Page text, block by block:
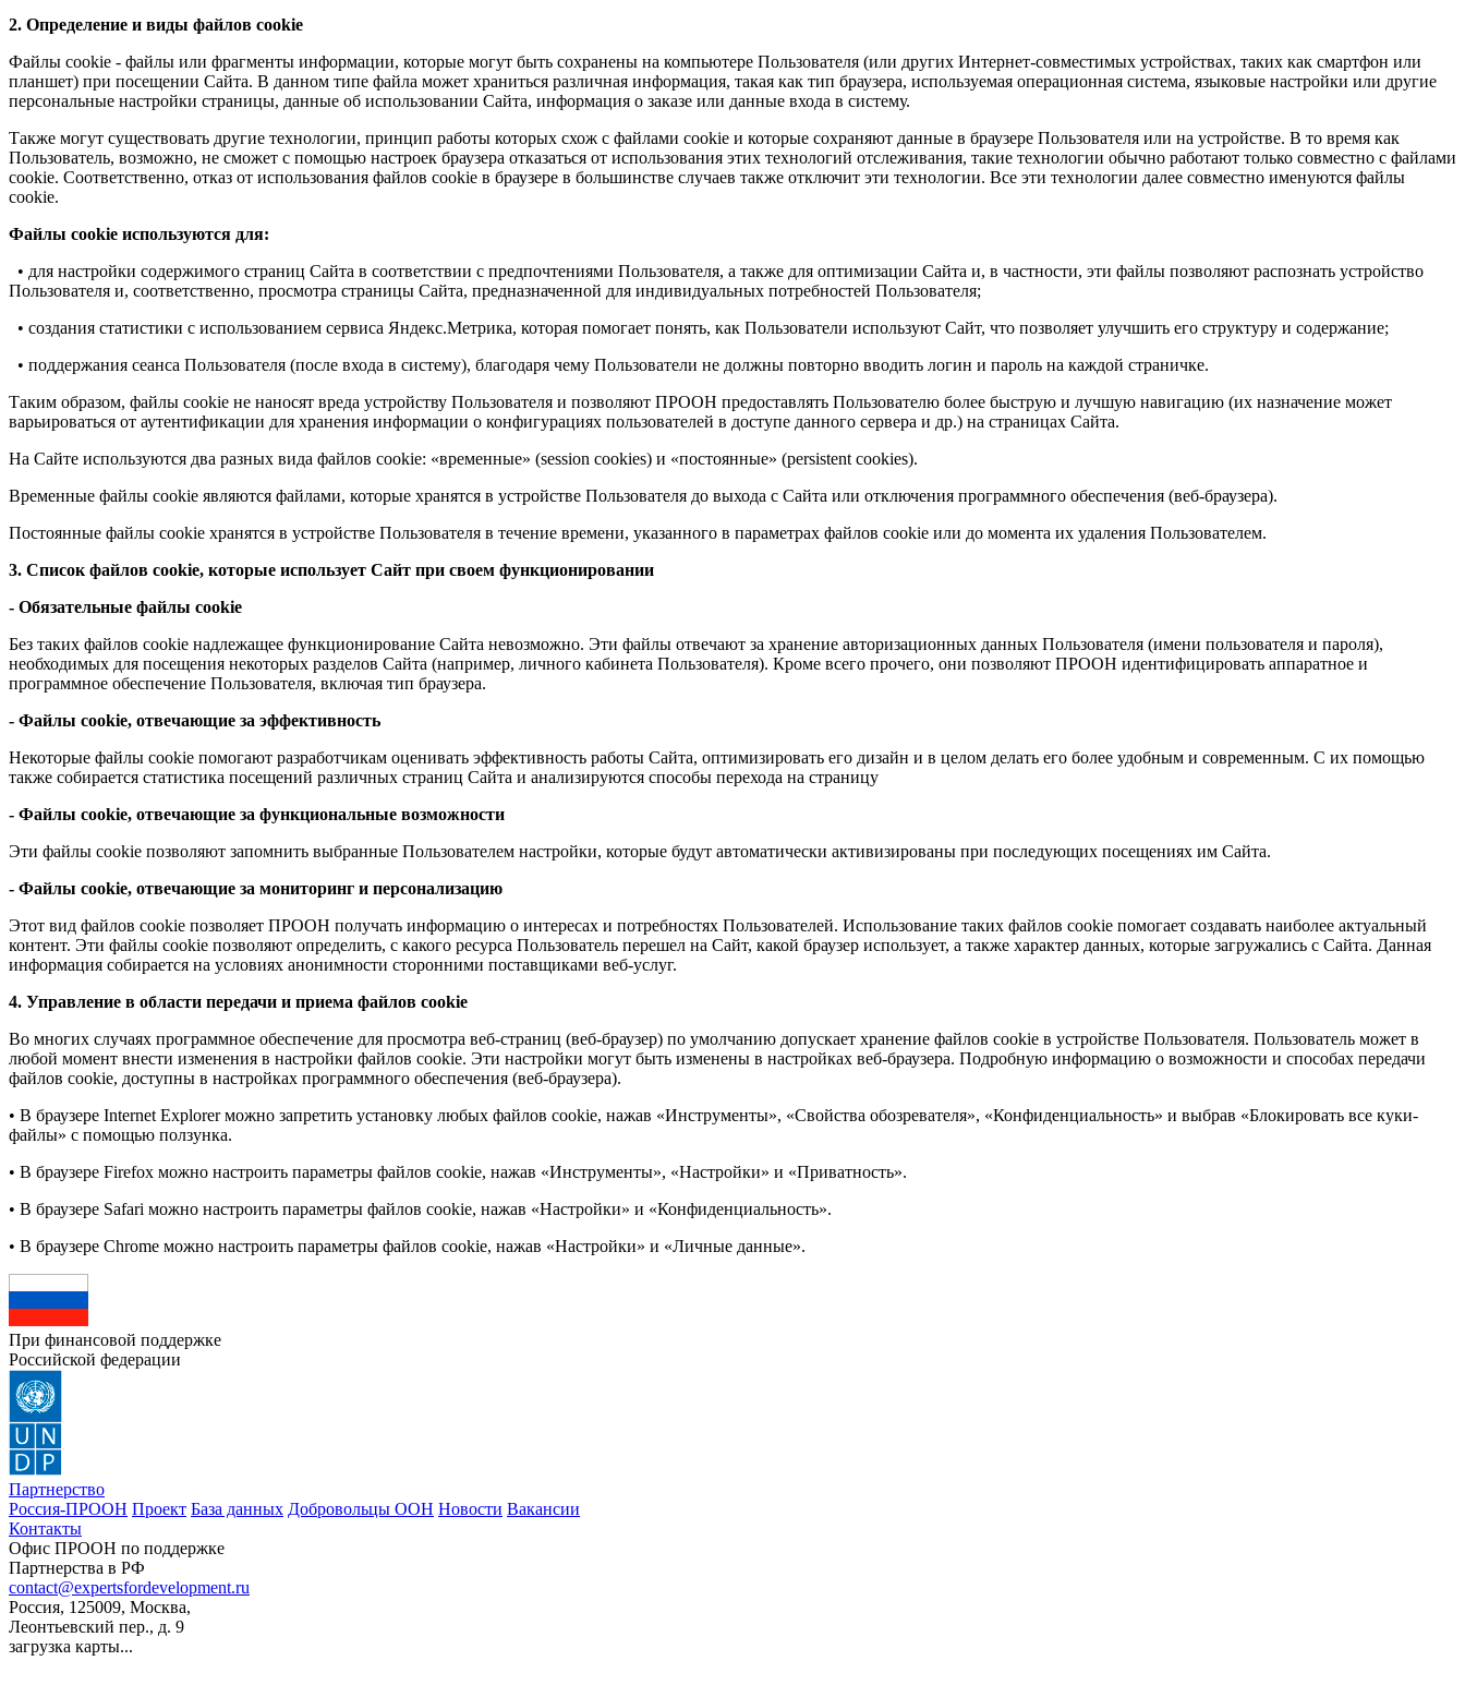
2. Определение и виды файлов cookie
Файлы сookie - файлы или фрагменты информации, которые могут быть сохранены на компьютере Пользователя (или других Интернет-совместимых устройствах, таких как смартфон или
планшет) при посещении Сайта. В данном типе файла может храниться различная информация, такая как тип браузера, используемая операционная система, языковые настройки или другие
персональные настройки страницы, данные об использовании Сайта, информация о заказе или данные входа в систему.
Также могут существовать другие технологии, принцип работы которых схож с файлами cookie и которые сохраняют данные в браузере Пользователя или на устройстве. В то время как
Пользователь, возможно, не сможет с помощью настроек браузера отказаться от использования этих технологий отслеживания, такие технологии обычно работают только совместно с файлами
cookie. Соответственно, отказ от использования файлов cookie в браузере в большинстве случаев также отключит эти технологии. Все эти технологии далее совместно именуются файлы
cookie.
Файлы cookie используются для:
• для настройки содержимого страниц Сайта в соответствии с предпочтениями Пользователя, а также для оптимизации Сайта и, в частности, эти файлы позволяют распознать устройство
Пользователя и, соответственно, просмотра страницы Сайта, предназначенной для индивидуальных потребностей Пользователя;
• создания статистики с использованием сервиса Яндекс.Метрика, которая помогает понять, как Пользователи используют Сайт, что позволяет улучшить его структуру и содержание;
• поддержания сеанса Пользователя (после входа в систему), благодаря чему Пользователи не должны повторно вводить логин и пароль на каждой страничке.
Таким образом, файлы cookie не наносят вреда устройству Пользователя и позволяют ПРООН предоставлять Пользователю более быструю и лучшую навигацию (их назначение может
варьироваться от аутентификации для хранения информации о конфигурациях пользователей в доступе данного сервера и др.) на страницах Сайта.
На Сайте используются два разных вида файлов cookie: «временные» (session cookies) и «постоянные» (persistent cookies).
Временные файлы cookie являются файлами, которые хранятся в устройстве Пользователя до выхода с Сайта или отключения программного обеспечения (веб-браузера).
Постоянные файлы cookie хранятся в устройстве Пользователя в течение времени, указанного в параметрах файлов cookie или до момента их удаления Пользователем.
3. Список файлов cookie, которые использует Сайт при своем функционировании
- Обязательные файлы cookie
Без таких файлов cookie надлежащее функционирование Сайта невозможно. Эти файлы отвечают за хранение авторизационных данных Пользователя (имени пользователя и пароля),
необходимых для посещения некоторых разделов Сайта (например, личного кабинета Пользователя). Кроме всего прочего, они позволяют ПРООН идентифицировать аппаратное и
программное обеспечение Пользователя, включая тип браузера.
- Файлы cookie, отвечающие за эффективность
Некоторые файлы cookie помогают разработчикам оценивать эффективность работы Сайта, оптимизировать его дизайн и в целом делать его более удобным и современным. С их помощью
также собирается статистика посещений различных страниц Сайта и анализируются способы перехода на страницу
- Файлы cookie, отвечающие за функциональные возможности
Эти файлы cookie позволяют запомнить выбранные Пользователем настройки, которые будут автоматически активизированы при последующих посещениях им Сайта.
- Файлы сookie, отвечающие за мониторинг и персонализацию
Этот вид файлов cookie позволяет ПРООН получать информацию о интересах и потребностях Пользователей. Использование таких файлов cookie помогает создавать наиболее актуальный
контент. Эти файлы cookie позволяют определить, с какого ресурса Пользователь перешел на Сайт, какой браузер использует, а также характер данных, которые загружались с Сайта. Данная
информация собирается на условиях анонимности сторонними поставщиками веб-услуг.
4. Управление в области передачи и приема файлов cookie
Во многих случаях программное обеспечение для просмотра веб-страниц (веб-браузер) по умолчанию допускает хранение файлов cookie в устройстве Пользователя. Пользователь может в
любой момент внести изменения в настройки файлов cookie. Эти настройки могут быть изменены в настройках веб-браузера. Подробную информацию о возможности и способах передачи
файлов cookie, доступны в настройках программного обеспечения (веб-браузера).
• В браузере Internet Explorer можно запретить установку любых файлов cookie, нажав «Инструменты», «Свойства обозревателя», «Конфиденциальность» и выбрав «Блокировать все куки-
файлы» с помощью ползунка.
• В браузере Firefox можно настроить параметры файлов cookie, нажав «Инструменты», «Настройки» и «Приватность».
• В браузере Safari можно настроить параметры файлов cookie, нажав «Настройки» и «Конфиденциальность».
• В браузере Chrome можно настроить параметры файлов cookie, нажав «Настройки» и «Личные данные».
При финансовой поддержке
Российской федерации
Партнерство
Россия-ПРООН Проект База данных Добровольцы ООН Новости Вакансии
Контакты
Офис ПРООН по поддержке
Партнерства в РФ
contact@expertsfordevelopment.ru
Россия, 125009, Москва,
Леонтьевский пер., д. 9
загрузка карты...